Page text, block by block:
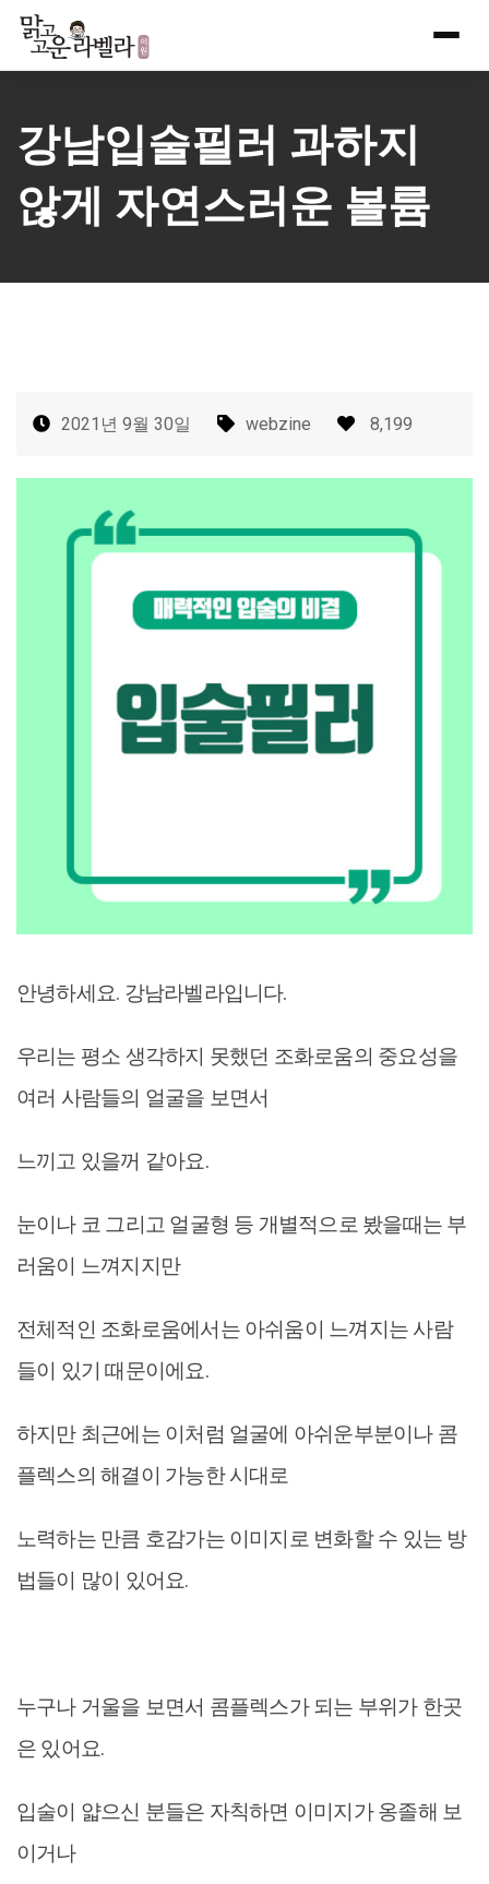
Skip
content
강남입술필러 과하지
않게 자연스러운 볼륨
2021년 9월 30일 webzine 8,199
안녕하세요. 강남라벨라입니다.
우리는 평소 생각하지 못했던 조화로움의 중요성을
여러 사람들의 얼굴을 보면서
느끼고 있을꺼 같아요.
눈이나 코 그리고 얼굴형 등 개별적으로 봤을때는 부
러움이 느껴지지만
전체적인 조화로움에서는 아쉬움이 느껴지는 사람
들이 있기 때문이에요.
하지만 최근에는 이처럼 얼굴에 아쉬운부분이나 콤
플렉스의 해결이 가능한 시대로
노력하는 만큼 호감가는 이미지로 변화할 수 있는 방
법들이 많이 있어요.
누구나 거울을 보면서 콤플렉스가 되는 부위가 한곳
은 있어요.
입술이 얇으신 분들은 자칙하면 이미지가 옹졸해 보
이거나